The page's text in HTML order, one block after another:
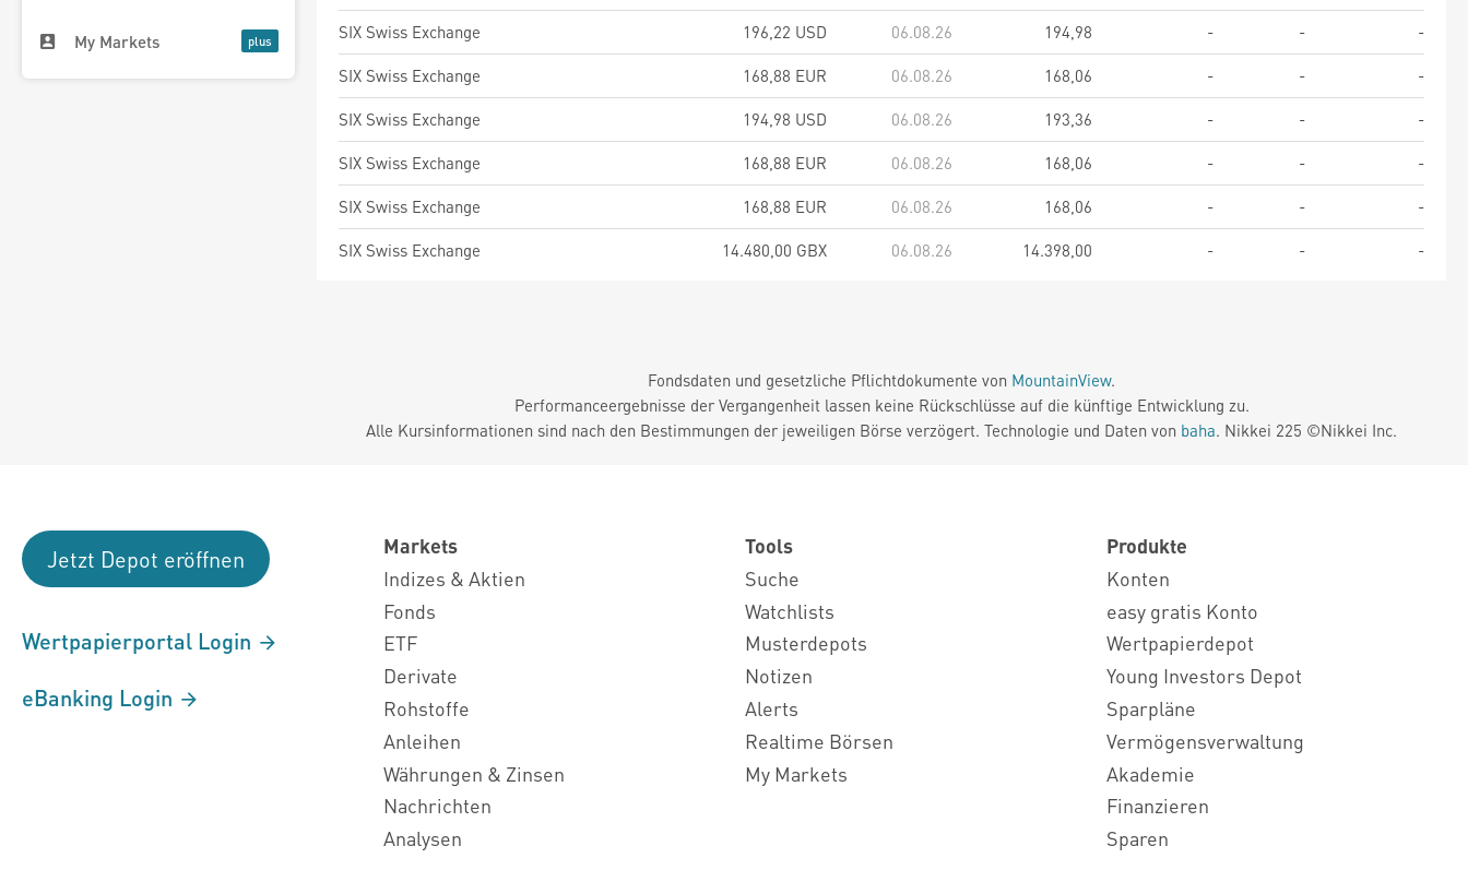
My Markets
SIX Swiss Exchange
196,22 USD 06.08.26 194,98 - -
-
SIX Swiss Exchange
168,88 EUR 06.08.26 168,06 - -
-
SIX Swiss Exchange
194,98 USD 06.08.26 193,36 - -
-
SIX Swiss Exchange
168,88 EUR 06.08.26 168,06 - -
-
SIX Swiss Exchange
168,88 EUR 06.08.26 168,06 - -
-
SIX Swiss Exchange
14.480,00 GBX 06.08.26 14.398,00 - - -
Fondsdaten und gesetzliche Pflichtdokumente von MountainView.
Performanceergebnisse der Vergangenheit lassen keine Rückschlüsse auf die künftige Entwicklung zu.
Alle Kursinformationen sind nach den Bestimmungen der jeweiligen Börse verzögert. Technologie und Daten von baha. Nikkei 225 ©Nikkei Inc.
Jetzt Depot eröffnen
Wertpapierportal Login
eBanking Login
Markets
Indizes & Aktien
Fonds
ETF
Derivate
Rohstoffe
Anleihen
Währungen & Zinsen
Nachrichten
Analysen
Tools
Suche
Watchlists
Musterdepots
Notizen
Alerts
Realtime Börsen
My Markets
Produkte
Konten
easy gratis Konto
Wertpapierdepot
Young Investors Depot
Sparpläne
Vermögensverwaltung
Akademie
Finanzieren
Sparen